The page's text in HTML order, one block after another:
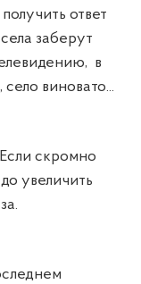
ответ
заберут
в
виновато...
скромно
увеличить